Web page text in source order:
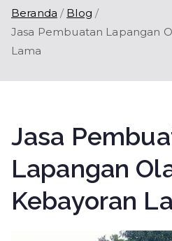
Beranda
Blog
Jasa Pembuatan Lapangan
Lama
Jasa
Lapangan
Kebayoran